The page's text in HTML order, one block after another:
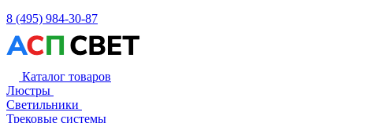
8 (495) 984-30-87
Каталог товаров
Люстры
Светильники
Трековые системы